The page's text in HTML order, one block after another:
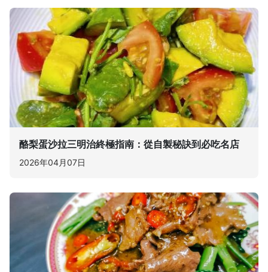
酪梨蛋沙拉三明治終極指南：從自製秘訣到必吃名店
2026年04月07日